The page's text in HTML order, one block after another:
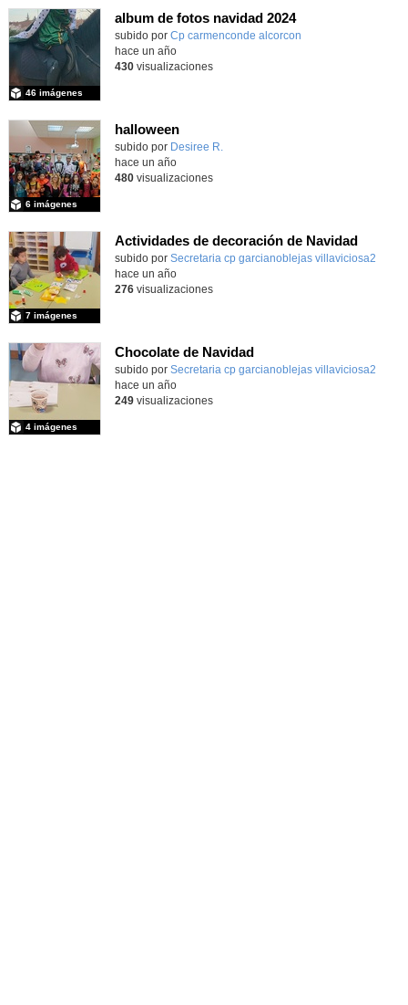
album de fotos navidad 2024
subido por Cp carmenconde alcorcon
46 imágenes
hace un año
430visualizaciones
halloween
Contenido educativo.
subido por Desiree R.
6 imágenes
hace un año
480visualizaciones
Actividades de decoración de Navidad
Contenido educativo.
subido por Secretaria cp garcianoblejas villaviciosa2
7 imágenes
hace un año
276visualizaciones
Chocolate de Navidad
subido por Secretaria cp garcianoblejas villaviciosa2
4 imágenes
hace un año
249visualizaciones